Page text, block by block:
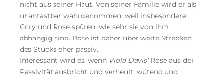
nicht aus seiner Haut. Von seiner Familie wird er als
unantastbar wahrgenommen, weil insbesondere
Cory und Rose spüren, wie sehr sie von ihm
abhängig sind. Rose ist daher über weite Strecken
des Stücks eher passiv.
Interessant wird es, wenn Viola Davis‘Rose aus der
Passivität ausbricht und verheult, wütend und